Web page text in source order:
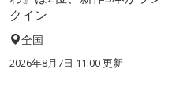
クイン
全国
2026年8月7日 11:00更新